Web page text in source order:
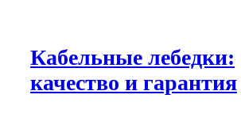
содержимому
Кабельные лебедки:
качество и гарантия